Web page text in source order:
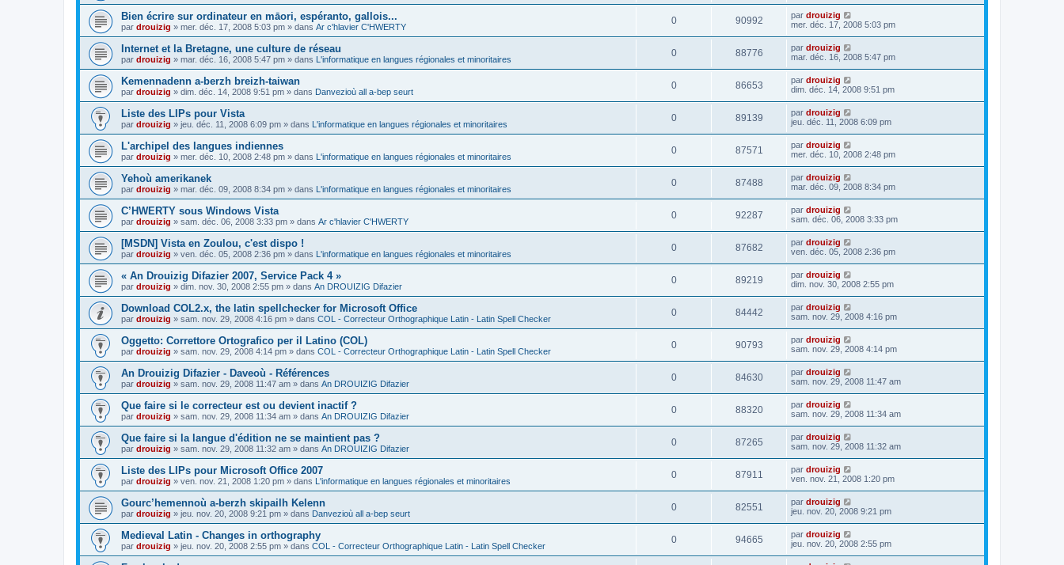
Bien écrire sur ordinateur en māori, espéranto, gallois...
par drouizig » mer. déc. 17, 2008 5:03 pm » dans Ar c'hlavier C'HWERTY
0 90992 par drouizig
mer. déc. 17, 2008 5:03 pm
Internet et la Bretagne, une culture de réseau
par drouizig » mar. déc. 16, 2008 5:47 pm » dans L'informatique en langues régionales et minoritaires
0 88776 par drouizig
mar. déc. 16, 2008 5:47 pm
Kemennadenn a-berzh breizh-taiwan
par drouizig » dim. déc. 14, 2008 9:51 pm » dans Danvezioù all a-bep seurt
0 86653 par drouizig
dim. déc. 14, 2008 9:51 pm
Liste des LIPs pour Vista
par drouizig » jeu. déc. 11, 2008 6:09 pm » dans L'informatique en langues régionales et minoritaires
0 89139 par drouizig
jeu. déc. 11, 2008 6:09 pm
L'archipel des langues indiennes
par drouizig » mer. déc. 10, 2008 2:48 pm » dans L'informatique en langues régionales et minoritaires
0 87571 par drouizig
mer. déc. 10, 2008 2:48 pm
Yehoù amerikanek
par drouizig » mar. déc. 09, 2008 8:34 pm » dans L'informatique en langues régionales et minoritaires
0 87488 par drouizig
mar. déc. 09, 2008 8:34 pm
C’HWERTY sous Windows Vista
par drouizig » sam. déc. 06, 2008 3:33 pm » dans Ar c'hlavier C'HWERTY
0 92287 par drouizig
sam. déc. 06, 2008 3:33 pm
[MSDN] Vista en Zoulou, c'est dispo !
par drouizig » ven. déc. 05, 2008 2:36 pm » dans L'informatique en langues régionales et minoritaires
0 87682 par drouizig
ven. déc. 05, 2008 2:36 pm
« An Drouizig Difazier 2007, Service Pack 4 »
par drouizig » dim. nov. 30, 2008 2:55 pm » dans An DROUIZIG Difazier
0 89219 par drouizig
dim. nov. 30, 2008 2:55 pm
Download COL2.x, the latin spellchecker for Microsoft Office
par drouizig » sam. nov. 29, 2008 4:16 pm » dans COL - Correcteur Orthographique Latin - Latin Spell Checker
0 84442 par drouizig
sam. nov. 29, 2008 4:16 pm
Oggetto: Correttore Ortografico per il Latino (COL)
par drouizig » sam. nov. 29, 2008 4:14 pm » dans COL - Correcteur Orthographique Latin - Latin Spell Checker
0 90793 par drouizig
sam. nov. 29, 2008 4:14 pm
An Drouizig Difazier - Daveoù - Références
par drouizig » sam. nov. 29, 2008 11:47 am » dans An DROUIZIG Difazier
0 84630 par drouizig
sam. nov. 29, 2008 11:47 am
Que faire si le correcteur est ou devient inactif ?
par drouizig » sam. nov. 29, 2008 11:34 am » dans An DROUIZIG Difazier
0 88320 par drouizig
sam. nov. 29, 2008 11:34 am
Que faire si la langue d'édition ne se maintient pas ?
par drouizig » sam. nov. 29, 2008 11:32 am » dans An DROUIZIG Difazier
0 87265 par drouizig
sam. nov. 29, 2008 11:32 am
Liste des LIPs pour Microsoft Office 2007
par drouizig » ven. nov. 21, 2008 1:20 pm » dans L'informatique en langues régionales et minoritaires
0 87911 par drouizig
ven. nov. 21, 2008 1:20 pm
Gourc’hemennoù a-berzh skipailh Kelenn
par drouizig » jeu. nov. 20, 2008 9:21 pm » dans Danvezioù all a-bep seurt
0 82551 par drouizig
jeu. nov. 20, 2008 9:21 pm
Medieval Latin - Changes in orthography
par drouizig » jeu. nov. 20, 2008 2:55 pm » dans COL - Correcteur Orthographique Latin - Latin Spell Checker
0 94665 par drouizig
jeu. nov. 20, 2008 2:55 pm